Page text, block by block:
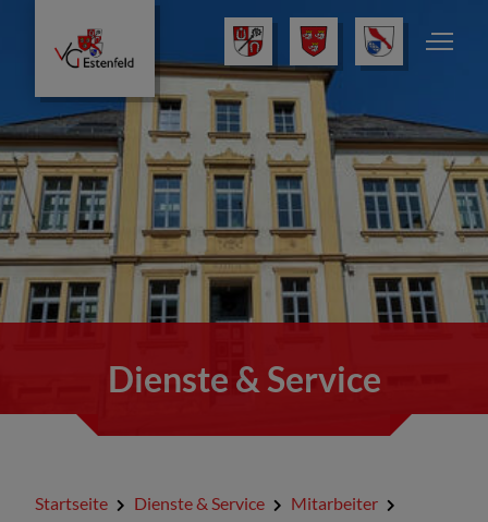
Dienste & Service
Startseite Dienste & Service
Mitarbeiter